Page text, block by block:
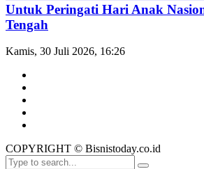
Untuk Peringati Hari Anak
Tengah
Kamis, 30 Juli 2026, 16:26
COPYRIGHT © Bisnistoday.co.id